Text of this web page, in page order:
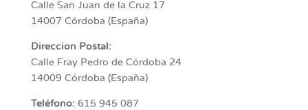
Calle San Juan de la Cruz 17
14007 Córdoba (España)
Direccion Postal:
Calle Fray Pedro de Córdoba 24
14009 Córdoba (España)
Teléfono: 615 945 087